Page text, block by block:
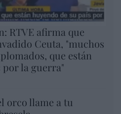
RTVE afirma que
Ceuta, "muchos
que están
por la guerra"
orco llame a tu